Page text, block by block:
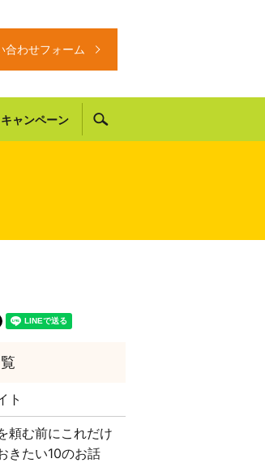
合わせフォーム
キャンペーン
ト
頼む前にこれだけ
きたい10のお話